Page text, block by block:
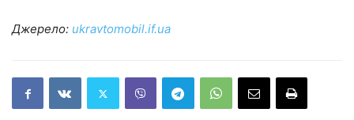
Джерело: ukravtomobil.if.ua